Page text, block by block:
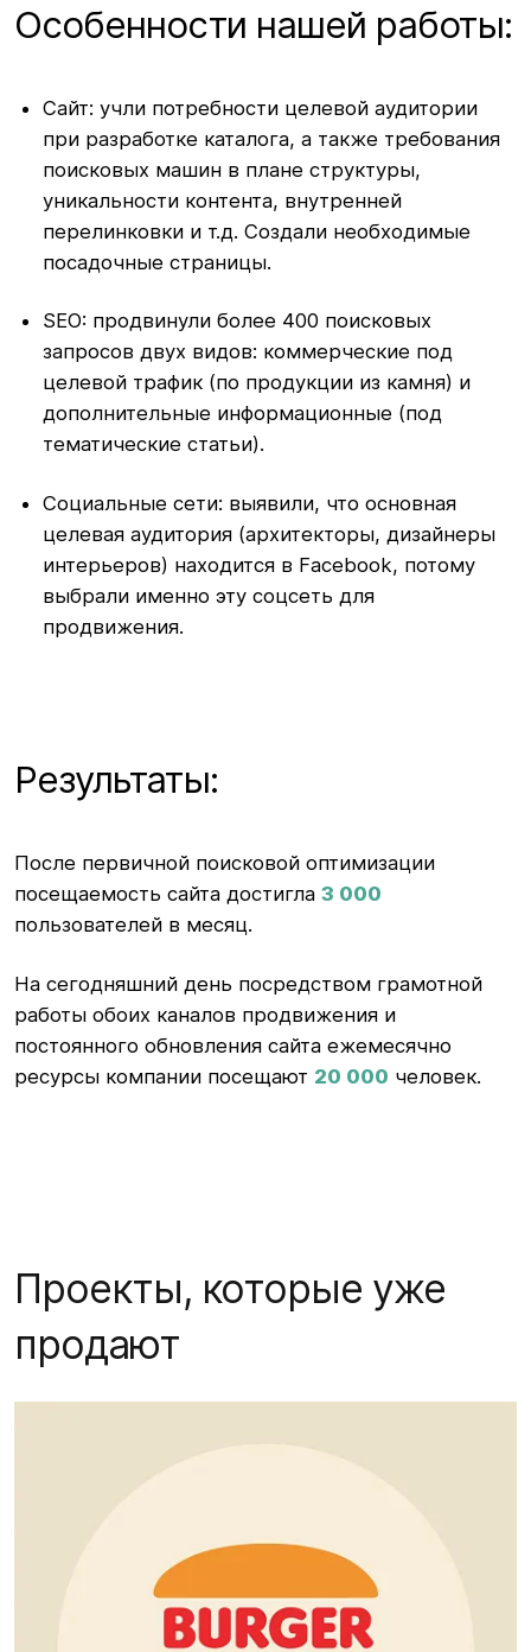
Особенности нашей работы:
Сайт: учли потребности целевой аудитории
при разработке каталога, а также требования
поисковых машин в плане структуры,
уникальности контента, внутренней
перелинковки и т.д. Создали необходимые
посадочные страницы.
SEO: продвинули более 400 поисковых
запросов двух видов: коммерческие под
целевой трафик (по продукции из камня) и
дополнительные информационные (под
тематические статьи).
Социальные сети: выявили, что основная
целевая аудитория (архитекторы, дизайнеры
интерьеров) находится в Facebook, потому
выбрали именно эту соцсеть для
продвижения.
Результаты:
После первичной поисковой оптимизации
посещаемость сайта достигла 3 000
пользователей в месяц.
На сегодняшний день посредством грамотной
работы обоих каналов продвижения и
постоянного обновления сайта ежемесячно
ресурсы компании посещают 20 000 человек.
Проекты, которые уже
продают